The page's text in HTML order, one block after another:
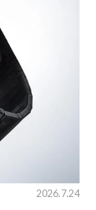
2026.7.24